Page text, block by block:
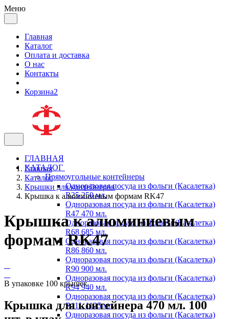
Меню
Главная
Каталог
Оплата и доставка
О нас
Контакты
Корзина2
ГЛАВНАЯ
КАТАЛОГ
Прямоугольные контейнеры
Одноразовая посуда из фольги (Касалетка)
R25 250 мл.
Одноразовая посуда из фольги (Касалетка)
R47 470 мл.
Одноразовая посуда из фольги (Касалетка)
R68 685 мл.
Одноразовая посуда из фольги (Касалетка)
R86 860 мл.
Одноразовая посуда из фольги (Касалетка)
R90 900 мл.
Одноразовая посуда из фольги (Касалетка)
R94 940 мл.
Одноразовая посуда из фольги (Касалетка)
R11L 1125 мл.
Одноразовая посуда из фольги (Касалетка)
Главная
Каталог
Крышки для контейнеров
Крышка к алюминиевым формам RK47
Крышка к алюминиевым
формам RK47
В упаковке 100 крышек
Крышка для контейнера 470 мл. 100